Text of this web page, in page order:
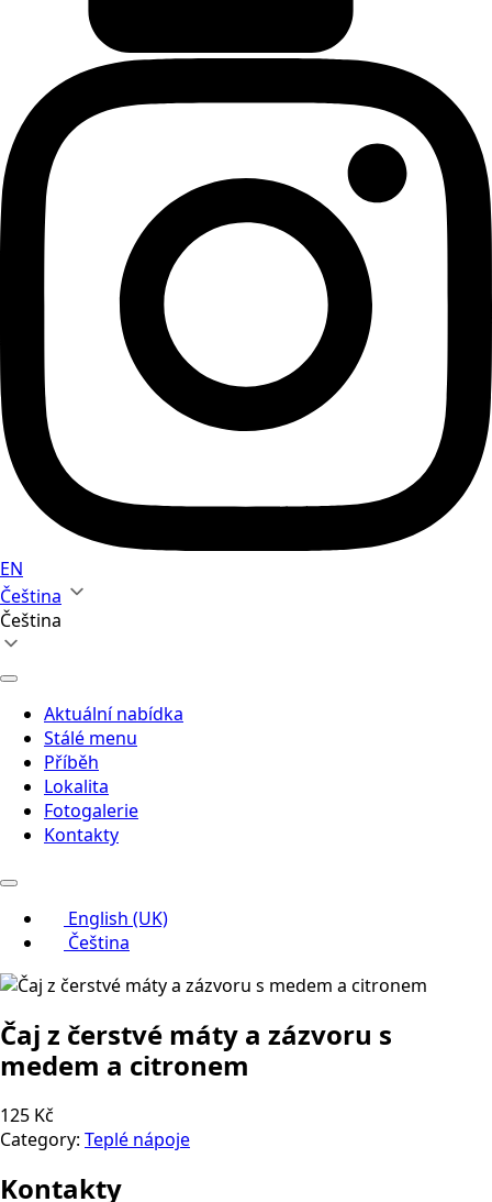
EN
Čeština
Čeština
Aktuální nabídka
Stálé menu
Příběh
Lokalita
Fotogalerie
Kontakty
English (UK)
Čeština
Čaj z čerstvé máty a zázvoru s
medem a citronem
125 Kč
Category: Teplé nápoje
Kontakty